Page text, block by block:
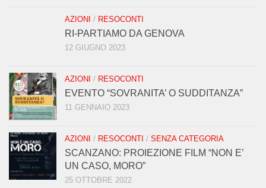
AZIONI / RESOCONTI
RI-PARTIAMO DA GENOVA
12 GIUGNO 2023
AZIONI / RESOCONTI
EVENTO “SOVRANITA’ O SUDDITANZA”
11 GENNAIO 2023
AZIONI / RESOCONTI / SENZA CATEGORIA
SCANZANO: PROIEZIONE FILM “NON E’
UN CASO, MORO”
25 OTTOBRE 2022